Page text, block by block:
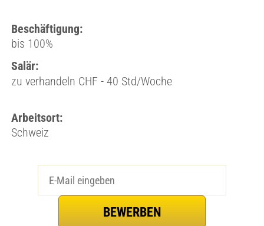
Beschäftigung:
bis 100%
Salär:
zu verhandeln CHF - 40 Std/Woche
Arbeitsort:
Schweiz